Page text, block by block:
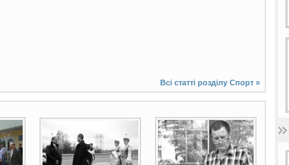
Всі статті розділу Спорт »
3 фото